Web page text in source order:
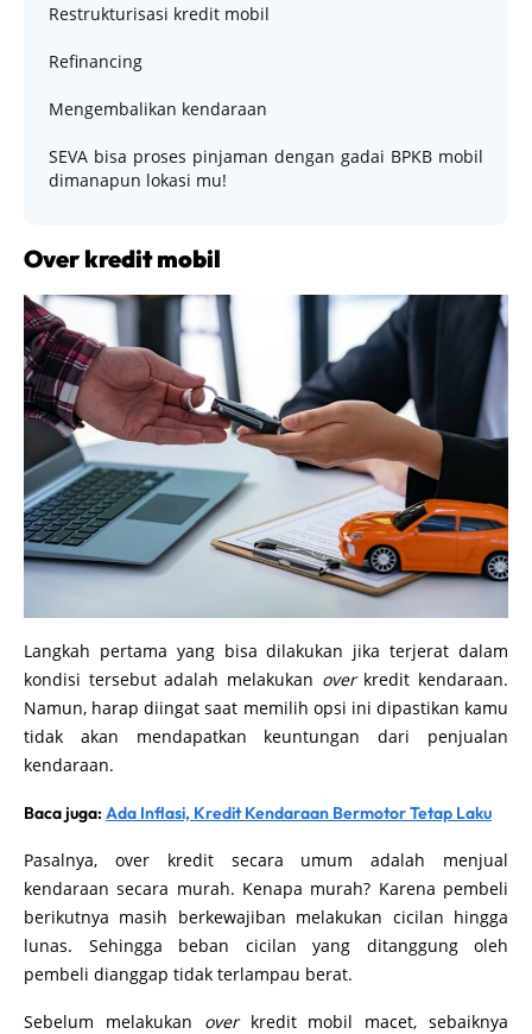
Restrukturisasi kredit mobil
Refinancing
Mengembalikan kendaraan
SEVA bisa proses pinjaman dengan gadai BPKB mobil
dimanapun lokasi mu!
Over kredit mobil
Langkah pertama yang bisa dilakukan jika terjerat dalam
kondisi tersebut adalah melakukan overkredit kendaraan.
Namun, harap diingat saat memilih opsi ini dipastikan kamu
tidak akan mendapatkan keuntungan dari penjualan
kendaraan.
Baca juga: Ada Inflasi, Kredit Kendaraan Bermotor Tetap Laku
Pasalnya, over kredit secara umum adalah menjual
kendaraan secara murah. Kenapa murah? Karena pembeli
berikutnya masih berkewajiban melakukan cicilan hingga
lunas. Sehingga beban cicilan yang ditanggung oleh
pembeli dianggap tidak terlampau berat.
Sebelum melakukan overkredit mobil macet, sebaiknya